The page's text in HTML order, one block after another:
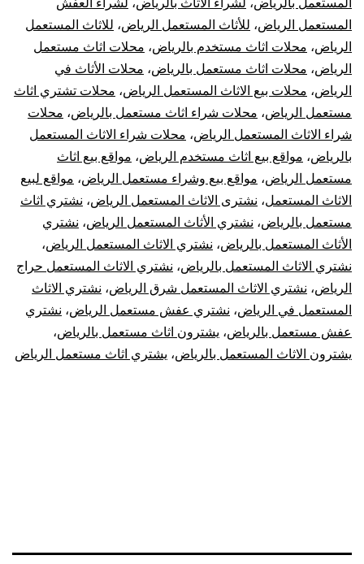
المستعمل بالرياض، لشراء الاثاث بالرياض، لشراء العفش
المستعمل الرياض، للأثاث المستعمل الرياض، للاثاث المستعمل
الرياض، محلات اثاث مستخدم بالرياض، محلات اثاث مستعمل
الرياض، محلات اثاث مستعمل بالرياض، محلات الأثاث في
الرياض، محلات بيع الاثاث المستعمل الرياض، محلات تشتري اثاث
مستعمل الرياض، محلات شراء اثاث مستعمل بالرياض، محلات
شراء الاثاث المستعمل الرياض، محلات شراء الاثاث المستعمل
بالرياض، مواقع بيع اثاث مستخدم الرياض، مواقع بيع اثاث
مستعمل الرياض، مواقع بيع وشراء مستعمل الرياض، مواقع لبيع
الاثاث المستعمل، نشترى الاثاث المستعمل الرياض، نشتري اثاث
مستعمل بالرياض، نشتري الأثاث المستعمل الرياض، نشتري
الأثاث المستعمل بالرياض، نشتري الاثاث المستعمل الرياض،
نشتري الاثاث المستعمل بالرياض، نشتري الاثاث المستعمل حراج
الرياض، نشتري الاثاث المستعمل شرق الرياض، نشتري الاثاث
المستعمل في الرياض، نشتري عفش مستعمل الرياض، نشتري
عفش مستعمل بالرياض، يشترون اثاث مستعمل بالرياض،
يشترون الاثاث المستعمل بالرياض، يشتري اثاث مستعمل الرياض